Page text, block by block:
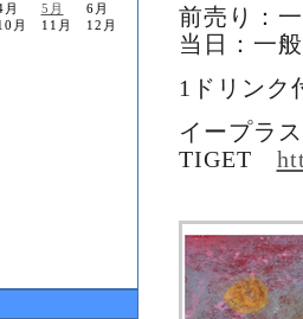
月 5月
6月
月 11月
12月
前売り：
当日：一
1ドリンク
イープラ
TIGET